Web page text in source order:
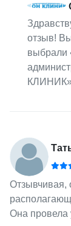
отзыв!
Отзывчивая,
Она провела